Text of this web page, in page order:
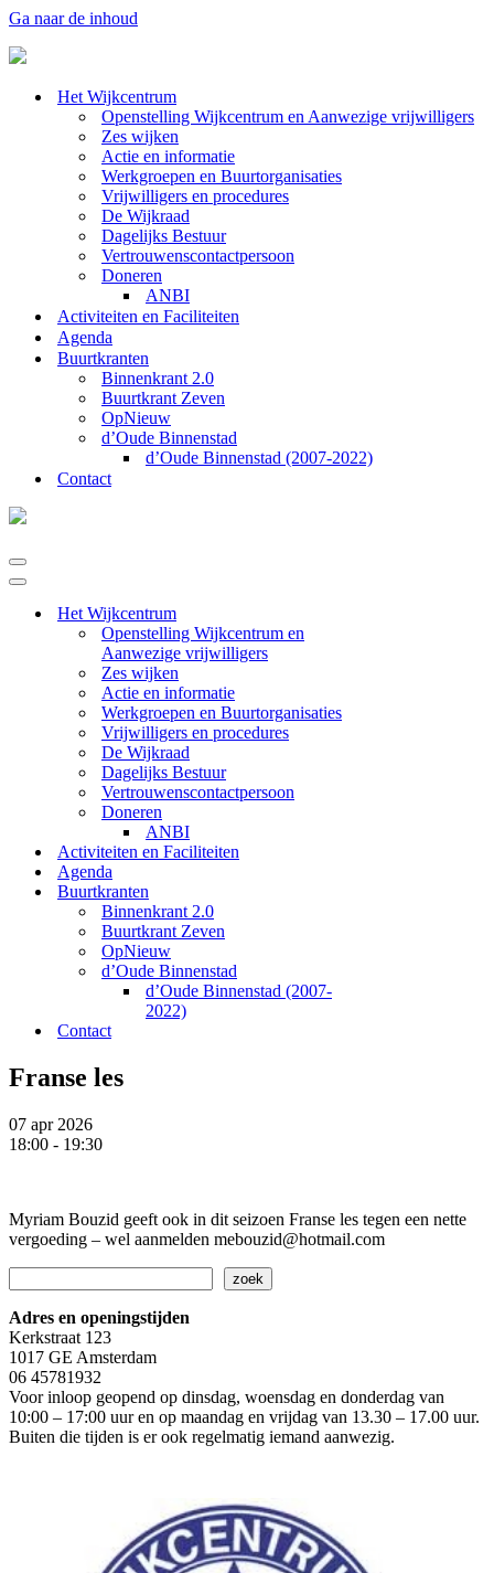
Ga naar de inhoud
Het Wijkcentrum
Openstelling Wijkcentrum en Aanwezige vrijwilligers
Zes wijken
Actie en informatie
Werkgroepen en Buurtorganisaties
Vrijwilligers en procedures
De Wijkraad
Dagelijks Bestuur
Vertrouwenscontactpersoon
Doneren
ANBI
Activiteiten en Faciliteiten
Agenda
Buurtkranten
Binnenkrant 2.0
Buurtkrant Zeven
OpNieuw
d’Oude Binnenstad
d’Oude Binnenstad (2007-2022)
Contact
Navigatie
Menu
Navigatie
Het Wijkcentrum
Openstelling Wijkcentrum en
Aanwezige vrijwilligers
Zes wijken
Actie en informatie
Werkgroepen en Buurtorganisaties
Vrijwilligers en procedures
De Wijkraad
Dagelijks Bestuur
Vertrouwenscontactpersoon
Doneren
ANBI
Activiteiten en Faciliteiten
Agenda
Buurtkranten
Binnenkrant 2.0
Buurtkrant Zeven
OpNieuw
d’Oude Binnenstad
d’Oude Binnenstad (2007-
2022)
Contact
Franse les
07 apr 2026
18:00 - 19:30
Myriam Bouzid geeft ook in dit seizoen Franse les tegen een nette
vergoeding – wel aanmelden mebouzid@hotmail.com
zoek
Adres en openingstijden
Kerkstraat 123
1017 GE Amsterdam
06 45781932
Voor inloop geopend op dinsdag, woensdag en donderdag van
10:00 – 17:00 uur en op maandag en vrijdag van 13.30 – 17.00 uur.
Buiten die tijden is er ook regelmatig iemand aanwezig.